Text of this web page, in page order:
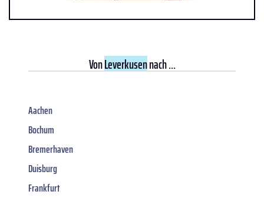
VonLeverkusennach ...
Aachen
Bochum
Bremerhaven
Duisburg
Frankfurt